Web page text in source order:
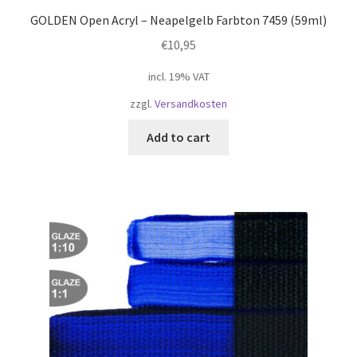
GOLDEN Open Acryl – Neapelgelb Farbton 7459 (59ml)
€10,95
incl. 19% VAT
zzgl. Versandkosten
Add to cart